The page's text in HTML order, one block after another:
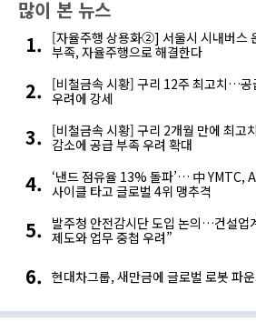
많이 본 뉴스
[자율주행 상용화②] 서울시 시내버스
부족, 자율주행으로 해결한다
[비철금속 시황] 구리 12주 최고치…공
우려에 강세
[비철금속 시황] 구리 2개월 만에 최고
감소에 공급 부족 우려 확대
‘낸드 점유율 13% 돌파’… 中 YMTC,
사이클 타고 글로벌 4위 맹추격
발주청 안전감시단 도입 논의…건설업
제도와 업무 중첩 우려”
현대차그룹, 새만금에 글로벌 로봇 파